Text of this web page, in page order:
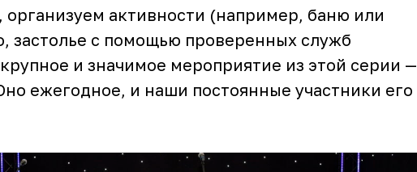
активности (например, баню или
застолье с помощью проверенных служб
и значимое мероприятие из этой серии —
ежегодное, и наши постоянные участники его